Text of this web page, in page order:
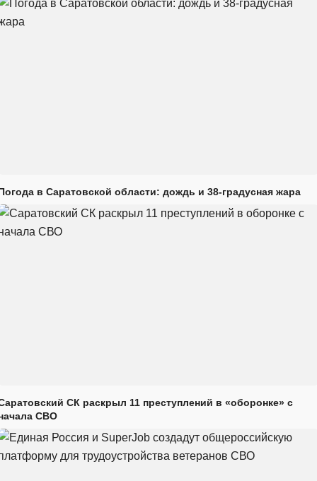
в Саратовской области: дождь и 38-градусная жара
СК раскрыл 11 преступлений в «оборонке» с
СВО